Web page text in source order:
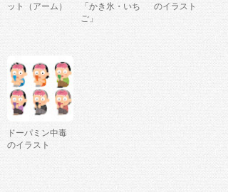
ット（アーム）
「かき氷・いち
ご」
のイラスト
ドーパミン中毒
のイラスト